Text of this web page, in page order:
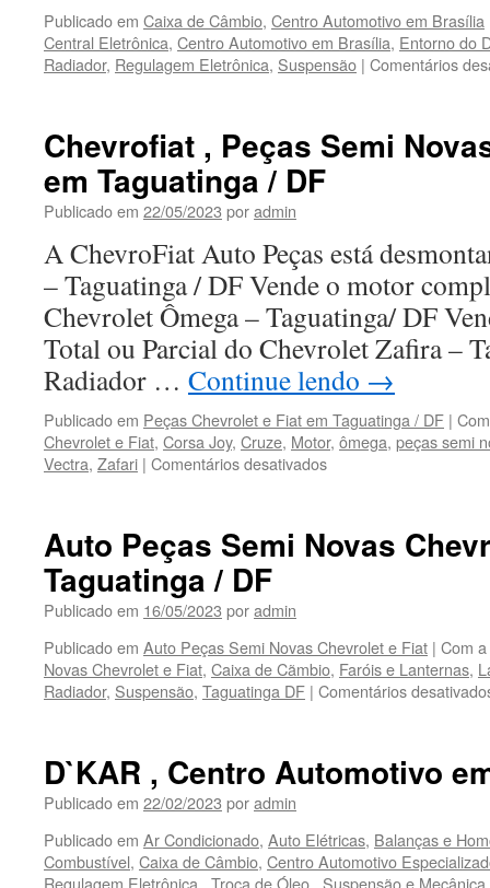
Publicado em Caixa de Câmbio, Centro Automotivo em Brasília
Central Eletrônica, Centro Automotivo em Brasília, Entorno do
Radiador, Regulagem Eletrônica, Suspensão | Comentários
Chevrofiat , Peças Semi
em Taguatinga / DF
Publicado em 22/05/2023 poradmin
A ChevroFiat Auto Peças está
– Taguatinga / DF Vende o motor
Chevrolet Ômega – Taguatinga/ DF
Total ou Parcial do Chevrolet Zafira –
Radiador … Continue lendo →
Publicado em Peças Chevrolet e Fiat em Taguatinga / DF |
Chevrolet e Fiat, Corsa Joy, Cruze, Motor, ômega, peças semi
Vectra, Zafari | Comentários desativados
Semi
Fiat
em
Taguatinga
/
Auto Peças Semi Novas
Taguatinga / DF
Publicado em 16/05/2023 poradmin
Publicado em Auto Peças Semi Novas Chevrolet e Fiat | Com
Novas Chevrolet e Fiat, Caixa de Cãmbio, Faróis e Lanternas,
Radiador, Suspensão, Taguatinga DF | Comentários
D`KAR , Centro Automotivo
Publicado em 22/02/2023 poradmin
Publicado em Ar Condicionado, Auto Elétricas, Balanças e
Combustível, Caixa de Câmbio, Centro Automotivo
Regulagem Eletrônica , Troca de Óleo , Suspensão e